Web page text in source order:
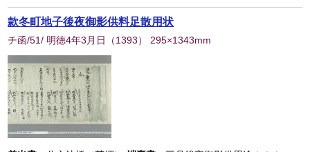
款冬町地子後夜御影供料足散用状
チ函/51/ 明徳4年3月日 （1393） 295×1343mm